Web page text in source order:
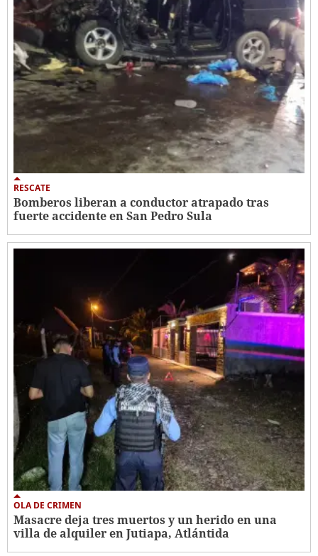
RESCATE
Bomberos liberan a conductor atrapado tras
fuerte accidente en San Pedro Sula
OLA DE CRIMEN
Masacre deja tres muertos y un herido en una
villa de alquiler en Jutiapa, Atlántida